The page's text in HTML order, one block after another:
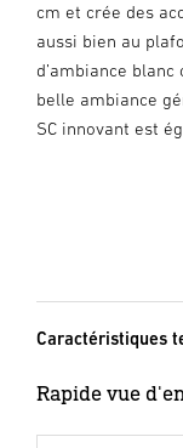
cm et crée des
aussi bien au
d’ambiance
belle ambiance
SC innovant est
Caractéristiques
Rapide vue